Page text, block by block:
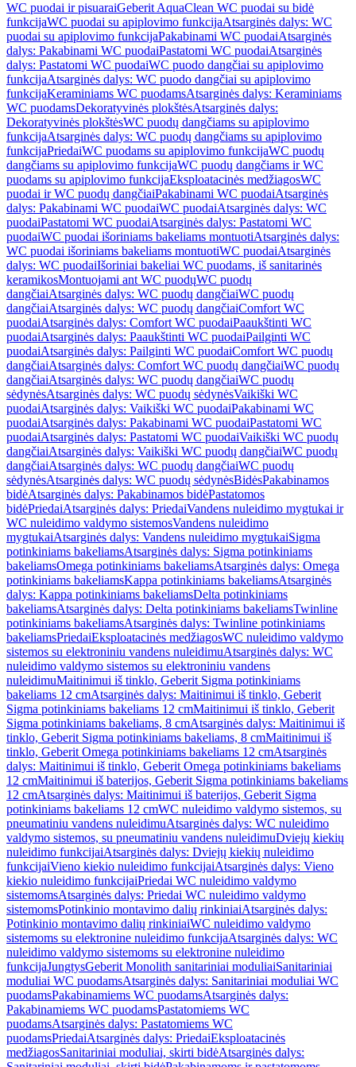
WC puodai ir pisuaraiGeberit AquaClean WC puodai su bidė
funkcijaWC puodai su apiplovimo funkcijaAtsarginės dalys: WC
puodai su apiplovimo funkcijaPakabinami WC puodaiAtsarginės
dalys: Pakabinami WC puodaiPastatomi WC puodaiAtsarginės
dalys: Pastatomi WC puodaiWC puodo dangčiai su apiplovimo
funkcijaAtsarginės dalys: WC puodo dangčiai su apiplovimo
funkcijaKeraminiams WC puodamsAtsarginės dalys: Keraminiams
WC puodamsDekoratyvinės plokštėsAtsarginės dalys:
Dekoratyvinės plokštėsWC puodų dangčiams su apiplovimo
funkcijaAtsarginės dalys: WC puodų dangčiams su apiplovimo
funkcijaPriedaiWC puodams su apiplovimo funkcijaWC puodų
dangčiams su apiplovimo funkcijaWC puodų dangčiams ir WC
puodams su apiplovimo funkcijaEksploatacinės medžiagosWC
puodai ir WC puodų dangčiaiPakabinami WC puodaiAtsarginės
dalys: Pakabinami WC puodaiWC puodaiAtsarginės dalys: WC
puodaiPastatomi WC puodaiAtsarginės dalys: Pastatomi WC
puodaiWC puodai išoriniams bakeliams montuotiAtsarginės dalys:
WC puodai išoriniams bakeliams montuotiWC puodaiAtsarginės
dalys: WC puodaiIšoriniai bakeliai WC puodams, iš sanitarinės
keramikosMontuojami ant WC puodųWC puodų
dangčiaiAtsarginės dalys: WC puodų dangčiaiWC puodų
dangčiaiAtsarginės dalys: WC puodų dangčiaiComfort WC
puodaiAtsarginės dalys: Comfort WC puodaiPaaukštinti WC
puodaiAtsarginės dalys: Paaukštinti WC puodaiPailginti WC
puodaiAtsarginės dalys: Pailginti WC puodaiComfort WC puodų
dangčiaiAtsarginės dalys: Comfort WC puodų dangčiaiWC puodų
dangčiaiAtsarginės dalys: WC puodų dangčiaiWC puodų
sėdynėsAtsarginės dalys: WC puodų sėdynėsVaikiški WC
puodaiAtsarginės dalys: Vaikiški WC puodaiPakabinami WC
puodaiAtsarginės dalys: Pakabinami WC puodaiPastatomi WC
puodaiAtsarginės dalys: Pastatomi WC puodaiVaikiški WC puodų
dangčiaiAtsarginės dalys: Vaikiški WC puodų dangčiaiWC puodų
dangčiaiAtsarginės dalys: WC puodų dangčiaiWC puodų
sėdynėsAtsarginės dalys: WC puodų sėdynėsBidėsPakabinamos
bidėAtsarginės dalys: Pakabinamos bidėPastatomos
bidėPriedaiAtsarginės dalys: PriedaiVandens nuleidimo mygtukai ir
WC nuleidimo valdymo sistemosVandens nuleidimo
mygtukaiAtsarginės dalys: Vandens nuleidimo mygtukaiSigma
potinkiniams bakeliamsAtsarginės dalys: Sigma potinkiniams
bakeliamsOmega potinkiniams bakeliamsAtsarginės dalys: Omega
potinkiniams bakeliamsKappa potinkiniams bakeliamsAtsarginės
dalys: Kappa potinkiniams bakeliamsDelta potinkiniams
bakeliamsAtsarginės dalys: Delta potinkiniams bakeliamsTwinline
potinkiniams bakeliamsAtsarginės dalys: Twinline potinkiniams
bakeliamsPriedaiEksploatacinės medžiagosWC nuleidimo valdymo
sistemos su elektroniniu vandens nuleidimuAtsarginės dalys: WC
nuleidimo valdymo sistemos su elektroniniu vandens
nuleidimuMaitinimui iš tinklo, Geberit Sigma potinkiniams
bakeliams 12 cmAtsarginės dalys: Maitinimui iš tinklo, Geberit
Sigma potinkiniams bakeliams 12 cmMaitinimui iš tinklo, Geberit
Sigma potinkiniams bakeliams, 8 cmAtsarginės dalys: Maitinimui iš
tinklo, Geberit Sigma potinkiniams bakeliams, 8 cmMaitinimui iš
tinklo, Geberit Omega potinkiniams bakeliams 12 cmAtsarginės
dalys: Maitinimui iš tinklo, Geberit Omega potinkiniams bakeliams
12 cmMaitinimui iš baterijos, Geberit Sigma potinkiniams bakeliams
12 cmAtsarginės dalys: Maitinimui iš baterijos, Geberit Sigma
potinkiniams bakeliams 12 cmWC nuleidimo valdymo sistemos, su
pneumatiniu vandens nuleidimuAtsarginės dalys: WC nuleidimo
valdymo sistemos, su pneumatiniu vandens nuleidimuDviejų kiekių
nuleidimo funkcijaiAtsarginės dalys: Dviejų kiekių nuleidimo
funkcijaiVieno kiekio nuleidimo funkcijaiAtsarginės dalys: Vieno
kiekio nuleidimo funkcijaiPriedai WC nuleidimo valdymo
sistemomsAtsarginės dalys: Priedai WC nuleidimo valdymo
sistemomsPotinkinio montavimo dalių rinkiniaiAtsarginės dalys:
Potinkinio montavimo dalių rinkiniaiWC nuleidimo valdymo
sistemoms su elektronine nuleidimo funkcijaAtsarginės dalys: WC
nuleidimo valdymo sistemoms su elektronine nuleidimo
funkcijaJungtysGeberit Monolith sanitariniai moduliaiSanitariniai
moduliai WC puodamsAtsarginės dalys: Sanitariniai moduliai WC
puodamsPakabinamiems WC puodamsAtsarginės dalys:
Pakabinamiems WC puodamsPastatomiems WC
puodamsAtsarginės dalys: Pastatomiems WC
puodamsPriedaiAtsarginės dalys: PriedaiEksploatacinės
medžiagosSanitariniai moduliai, skirti bidėAtsarginės dalys: